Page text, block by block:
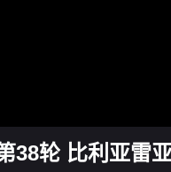
38轮 比利亚雷